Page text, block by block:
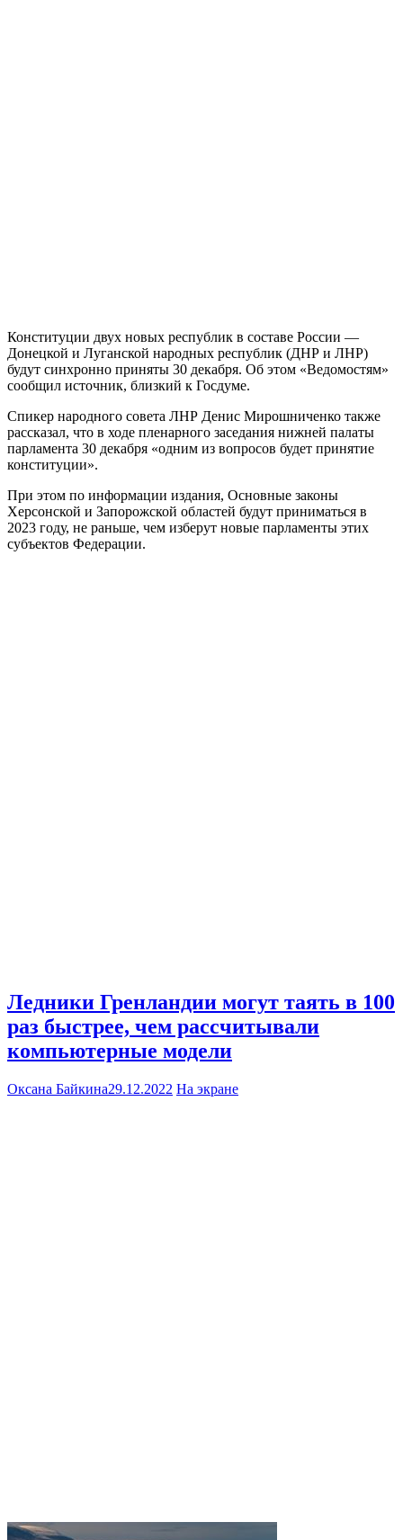
Конституции двух новых республик в составе России —
Донецкой и Луганской народных республик (ДНР и ЛНР)
будут синхронно приняты 30 декабря. Об этом «Ведомостям»
сообщил источник, близкий к Госдуме.
Спикер народного совета ЛНР Денис Мирошниченко также
рассказал, что в ходе пленарного заседания нижней палаты
парламента 30 декабря «одним из вопросов будет принятие
конституции».
При этом по информации издания, Основные законы
Херсонской и Запорожской областей будут приниматься в
2023 году, не раньше, чем изберут новые парламенты этих
субъектов Федерации.
Ледники Гренландии могут таять в 100
раз быстрее, чем рассчитывали
компьютерные модели
Оксана Байкина29.12.2022 На экране